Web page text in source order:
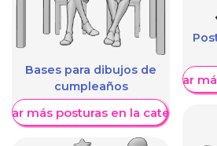
Bases para dibujos de
cumpleaños
más posturas en la categoría
Mostrar